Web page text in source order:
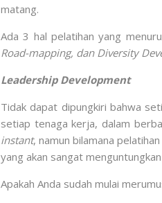
matang.
Ada 3 hal pelatihan yang
Road-mapping, dan Diversity
Leadership Development
Tidak dapat dipungkiri bahwa
setiap tenaga kerja, dalam
instant, namun bilamana
yang akan sangat
Apakah Anda sudah mulai